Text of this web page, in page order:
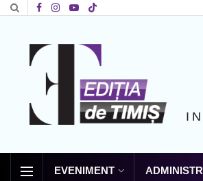
EVENIMENT